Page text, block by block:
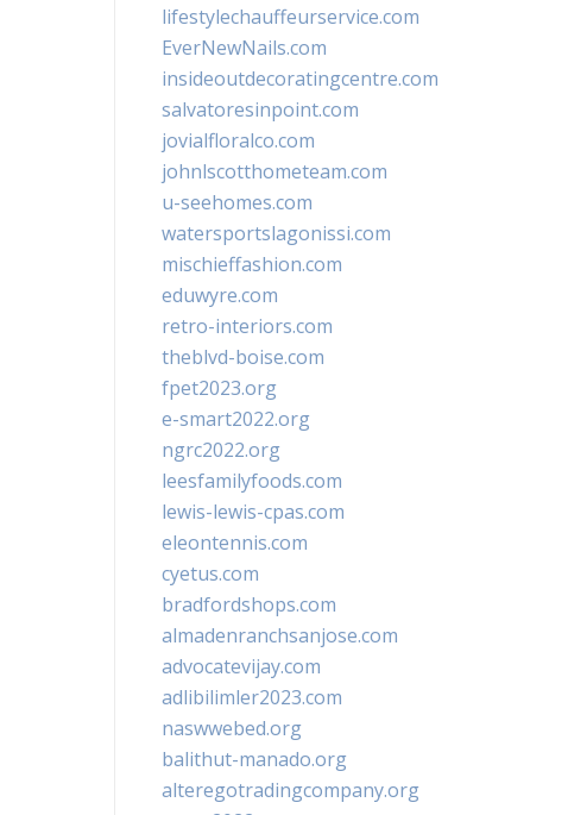
lifestylechauffeurservice.com
EverNewNails.com
insideoutdecoratingcentre.com
salvatoresinpoint.com
jovialfloralco.com
johnlscotthometeam.com
u-seehomes.com
watersportslagonissi.com
mischieffashion.com
eduwyre.com
retro-interiors.com
theblvd-boise.com
fpet2023.org
e-smart2022.org
ngrc2022.org
leesfamilyfoods.com
lewis-lewis-cpas.com
eleontennis.com
cyetus.com
bradfordshops.com
almadenranchsanjose.com
advocatevijay.com
adlibilimler2023.com
naswwebed.org
balithut-manado.org
alteregotradingcompany.org